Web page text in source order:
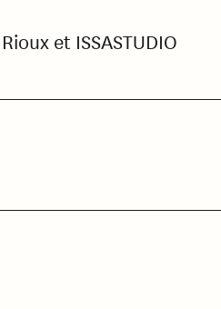
et ISSASTUDIO